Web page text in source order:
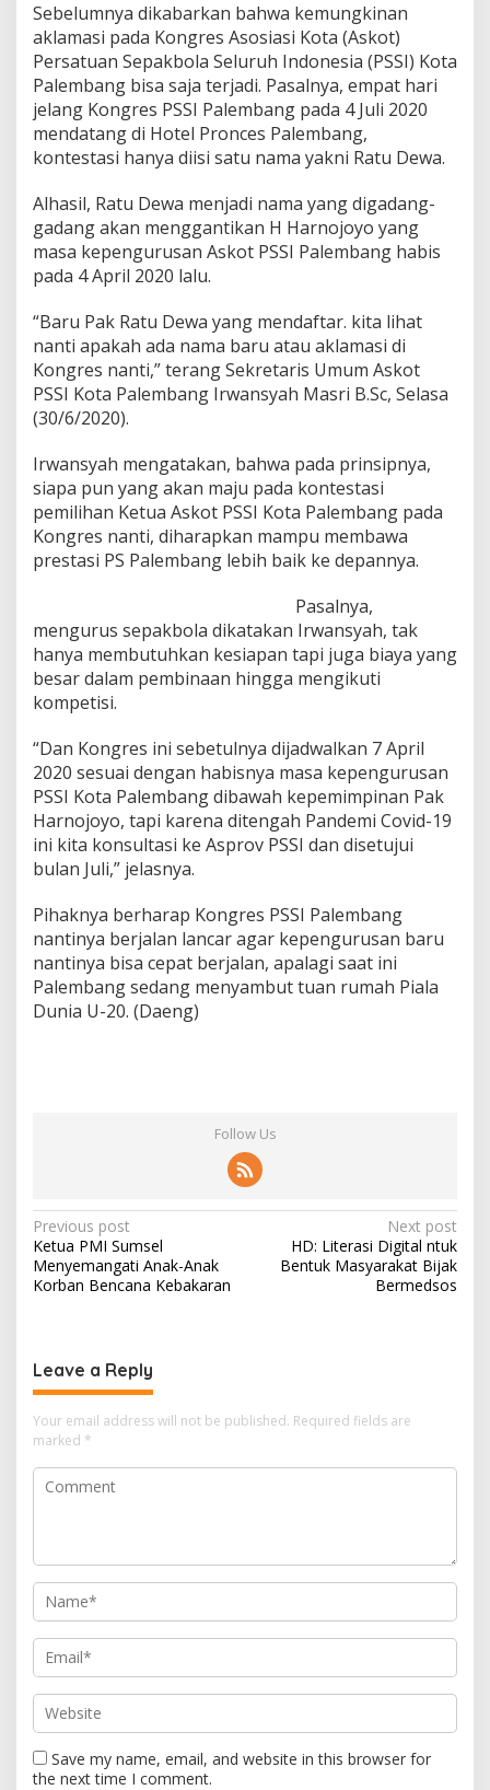
Sebelumnya dikabarkan bahwa kemungkinan
aklamasi pada Kongres Asosiasi Kota (Askot)
Persatuan Sepakbola Seluruh Indonesia (PSSI) Kota
Palembang bisa saja terjadi. Pasalnya, empat hari
jelang Kongres PSSI Palembang pada 4 Juli 2020
mendatang di Hotel Pronces Palembang,
kontestasi hanya diisi satu nama yakni Ratu Dewa.
Alhasil, Ratu Dewa menjadi nama yang digadang-
gadang akan menggantikan H Harnojoyo yang
masa kepengurusan Askot PSSI Palembang habis
pada 4 April 2020 lalu.
“Baru Pak Ratu Dewa yang mendaftar. kita lihat
nanti apakah ada nama baru atau aklamasi di
Kongres nanti,” terang Sekretaris Umum Askot
PSSI Kota Palembang Irwansyah Masri B.Sc, Selasa
(30/6/2020).
Irwansyah mengatakan, bahwa pada prinsipnya,
siapa pun yang akan maju pada kontestasi
pemilihan Ketua Askot PSSI Kota Palembang pada
Kongres nanti, diharapkan mampu membawa
prestasi PS Palembang lebih baik ke depannya.
Pasalnya,
mengurus sepakbola dikatakan Irwansyah, tak
hanya membutuhkan kesiapan tapi juga biaya yang
besar dalam pembinaan hingga mengikuti
kompetisi.
“Dan Kongres ini sebetulnya dijadwalkan 7 April
2020 sesuai dengan habisnya masa kepengurusan
PSSI Kota Palembang dibawah kepemimpinan Pak
Harnojoyo, tapi karena ditengah Pandemi Covid-19
ini kita konsultasi ke Asprov PSSI dan disetujui
bulan Juli,” jelasnya.
Pihaknya berharap Kongres PSSI Palembang
nantinya berjalan lancar agar kepengurusan baru
nantinya bisa cepat berjalan, apalagi saat ini
Palembang sedang menyambut tuan rumah Piala
Dunia U-20. (Daeng)
Follow Us
Post
navigation
Previous post
Ketua PMI Sumsel
Menyemangati Anak-Anak
Korban Bencana Kebakaran
Next post
HD: Literasi Digital ntuk
Bentuk Masyarakat Bijak
Bermedsos
Leave a Reply
Your email address will not be published. Required fields are
marked *
Save my name, email, and website in this browser for
the next time I comment.